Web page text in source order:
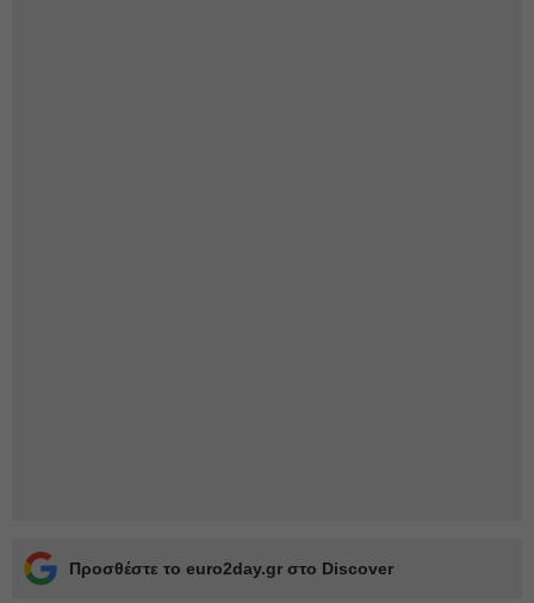
Προσθέστε το euro2day.gr στο Discover